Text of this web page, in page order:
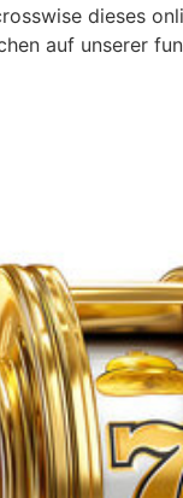
dieses
auf unserer